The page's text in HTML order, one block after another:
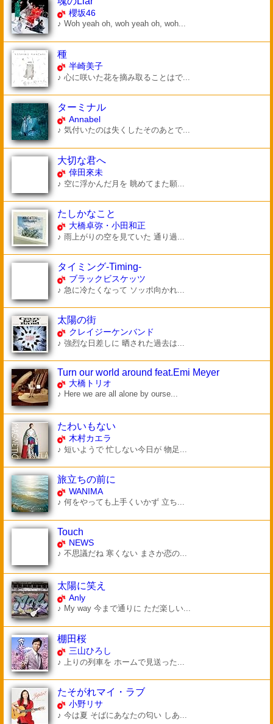
櫻坂46
♪ Woh yeah oh, woh yeah oh, woh...
種
半崎美子
♪ 心に咲いた花を摘み取ることはで...
ターミナル
Annabel
♪ 気付いたのは失くしたそのあとで...
大切な君へ
倖田來未
♪ 空に浮かんだ月を 眺めてまた願...
たしかなこと
大橋卓弥・小田和正
♪ 雨上がりの空を見ていた 通り過...
タイミング-Timing-
ブラックビスケッツ
♪ 急に冷たくなって ソッポ向かれ...
太陽の街
クレイジーケンバンド
♪ 強烈な日差しに 晒された過去は...
Turn our world around feat.Emi Meyer
大橋トリオ
♪ Here we are all alone by ourse...
たわいもない
木村カエラ
♪ 短いようで 忙しない今日が 物足...
旅立ちの前に
WANIMA
♪ 何をやっても上手くいかず 立ち...
Touch
NEWS
♪ 不思議だね 寒くない まさか恋の...
太陽に笑え
Anly
♪ My way 今まで通りに ただ楽しい...
棚田桜
三山ひろし
♪ 上りの列車を ホームで見送った...
たそがれマイ・ラブ
小野リサ
♪ 今は夏 そばにあなたの匂い しあ...